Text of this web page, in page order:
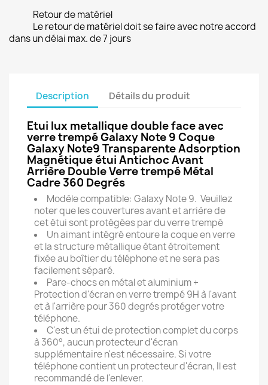
Retour de matériel
Le retour de matériel doit se faire avec notre accord
dans un délai max. de 7 jours
Description Détails du produit
Etui lux metallique double face avec
verre trempé Galaxy Note 9 Coque
Galaxy Note9 Transparente Adsorption
Magnétique étui Antichoc Avant
Arrière Double Verre trempé Métal
Cadre 360 Degrés
Modèle compatible: Galaxy Note 9. Veuillez
noter que les couvertures avant et arrière de
cet étui sont protégées par du verre trempé
Un aimant intégré entoure la coque en verre
et la structure métallique étant étroitement
fixée au boîtier du téléphone et ne sera pas
facilement séparé.
Pare-chocs en métal et aluminium +
Protection d'écran en verre trempé 9H à l'avant
et à l'arrière pour 360 degrés protéger votre
téléphone.
C'est un étui de protection complet du corps
à 360°, aucun protecteur d'écran
supplémentaire n'est nécessaire. Si votre
téléphone contient un protecteur d'écran, Il est
recommandé de l'enlever.